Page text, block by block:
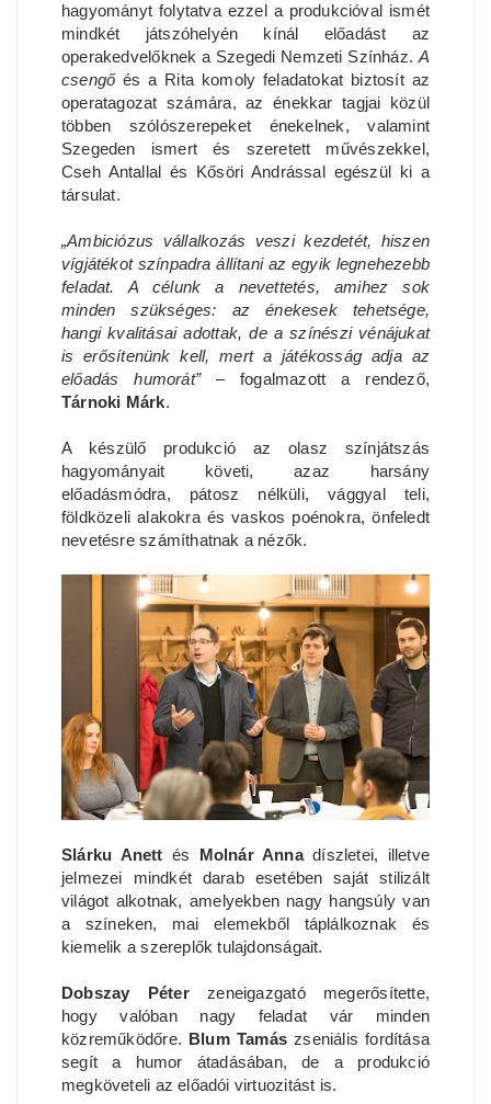
hagyományt folytatva ezzel a produkcióval ismét
mindkét játszóhelyén kínál előadást az
operakedvelőknek a Szegedi Nemzeti Színház. A
csengőés a Rita komoly feladatokat biztosít az
operatagozat számára, az énekkar tagjai közül
többen szólószerepeket énekelnek, valamint
Szegeden ismert és szeretett művészekkel,
Cseh Antallal és Kősöri Andrással egészül ki a
társulat.
„Ambiciózus vállalkozás veszi kezdetét, hiszen
vígjátékot színpadra állítani az egyik legnehezebb
feladat. A célunk a nevettetés, amihez sok
minden szükséges: az énekesek tehetsége,
hangi kvalitásai adottak, de a színészi vénájukat
is erősítenünk kell, mert a játékosság adja az
előadás humorát”– fogalmazott a rendező,
Tárnoki Márk.
A készülő produkció az olasz színjátszás
hagyományait követi, azaz harsány
előadásmódra, pátosz nélküli, vággyal teli,
földközeli alakokra és vaskos poénokra, önfeledt
nevetésre számíthatnak a nézők.
Slárku Anett és Molnár Annadíszletei, illetve
jelmezei mindkét darab esetében saját stilizált
világot alkotnak, amelyekben nagy hangsúly van
a színeken, mai elemekből táplálkoznak és
kiemelik a szereplők tulajdonságait.
Dobszay Péterzeneigazgató megerősítette,
hogy valóban nagy feladat vár minden
közreműködőre. Blum Tamás zseniális fordítása
segít a humor átadásában, de a produkció
megköveteli az előadói virtuozitást is.